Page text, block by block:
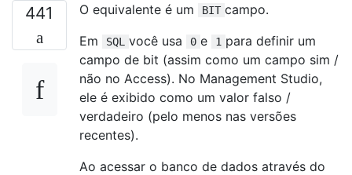
441 O equivalente é um BIT campo.
Em
SQL você usa 0 e 1 para definir um
campo de bit (assim como um campo sim /
não no Access). No Management Studio,
ele é exibido como um valor falso /
verdadeiro (pelo menos nas versões
recentes).
Ao acessar o banco de dados através do